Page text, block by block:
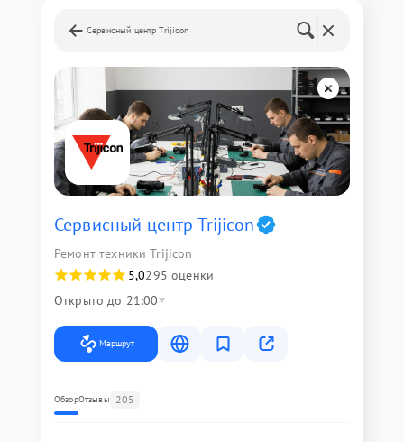
Сервисный центр Trijicon
Сервисный центр Trijicon
Ремонт техники Trijicon
5,0295 оценки
Открыто до 21:00
Маршрут
ОбзорОтзывы 205